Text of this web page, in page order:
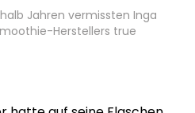
Jahren vermissten Inga
Herstellers true